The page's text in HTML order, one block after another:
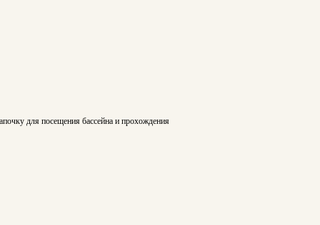
для посещения бассейна и прохождения